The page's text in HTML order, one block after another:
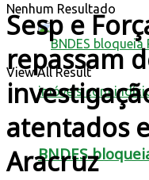
BNDES
Nenhum Resultado
View All Result
Sesp e
repassam
atentados
Aracruz